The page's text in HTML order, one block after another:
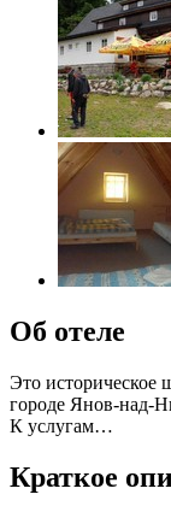
Об отеле
Это историческое
городе Янов-над-
К услугам…
Краткое